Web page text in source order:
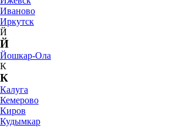
Иваново
Иркутск
Й
Й
Йошкар-Ола
К
К
Калуга
Кемерово
Киров
Кудымкар